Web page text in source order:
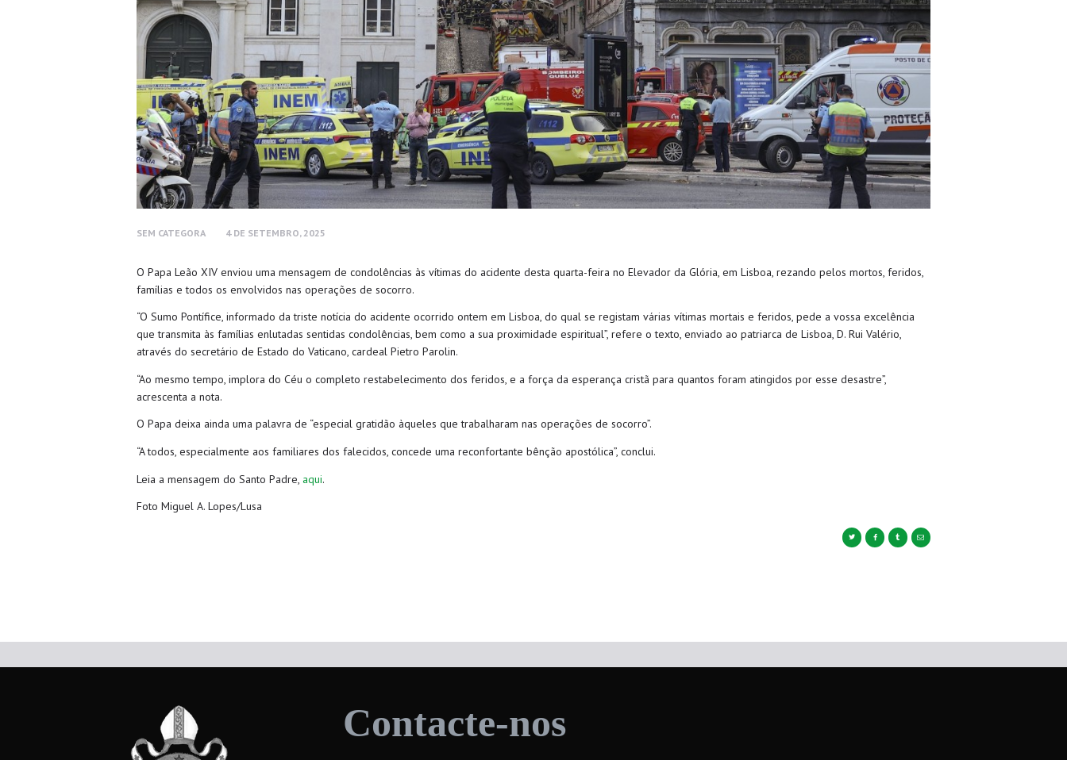
SEM CATEGORA 4 DE SETEMBRO, 2025
O Papa Leão XIV enviou uma mensagem de condolências às vítimas do acidente desta quarta-feira no Elevador da Glória, em Lisboa, rezando pelos mortos, feridos,
famílias e todos os envolvidos nas operações de socorro.
“O Sumo Pontífice, informado da triste notícia do acidente ocorrido ontem em Lisboa, do qual se registam várias vítimas mortais e feridos, pede a vossa excelência
que transmita às famílias enlutadas sentidas condolências, bem como a sua proximidade espiritual”, refere o texto, enviado ao patriarca de Lisboa, D. Rui Valério,
através do secretário de Estado do Vaticano, cardeal Pietro Parolin.
“Ao mesmo tempo, implora do Céu o completo restabelecimento dos feridos, e a força da esperança cristã para quantos foram atingidos por esse desastre”,
acrescenta a nota.
O Papa deixa ainda uma palavra de “especial gratidão àqueles que trabalharam nas operações de socorro”.
“A todos, especialmente aos familiares dos falecidos, concede uma reconfortante bênção apostólica”, conclui.
Leia a mensagem do Santo Padre, aqui.
Foto Miguel A. Lopes/Lusa
Contacte-nos